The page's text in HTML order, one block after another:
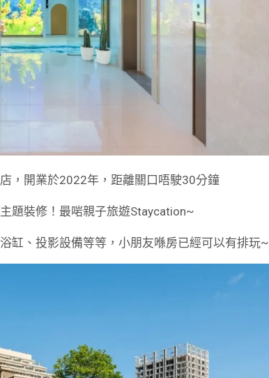
，開業於2022年，距離關口唔駛30分鐘
題裝修！最啱親子旅遊Staycation~
缸、投影設備等等，小朋友喺房已經可以有排玩~